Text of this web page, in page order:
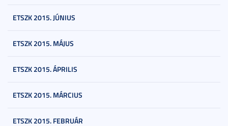
ETSZK 2015. JÚNIUS
ETSZK 2015. MÁJUS
ETSZK 2015. ÁPRILIS
ETSZK 2015. MÁRCIUS
ETSZK 2015. FEBRUÁR